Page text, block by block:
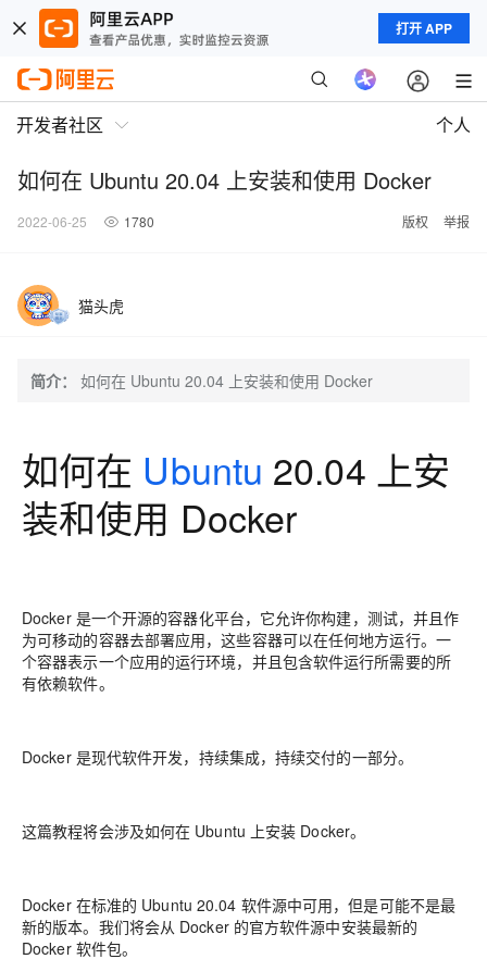
打开 APP
开发者社区 个人
如何在 Ubuntu 20.04 上安装和使用 Docker
2022-06-25 1780 版权 举报
猫头虎
简介： 如何在 Ubuntu 20.04 上安装和使用 Docker
如何在 Ubuntu 20.04 上安
装和使用 Docker
Docker 是一个开源的容器化平台，它允许你构建，测试，并且作
为可移动的容器去部署应用，这些容器可以在任何地方运行。一
个容器表示一个应用的运行环境，并且包含软件运行所需要的所
有依赖软件。
Docker 是现代软件开发，持续集成，持续交付的一部分。
这篇教程将会涉及如何在 Ubuntu 上安装 Docker。
Docker 在标准的 Ubuntu 20.04 软件源中可用，但是可能不是最
新的版本。我们将会从 Docker 的官方软件源中安装最新的
Docker 软件包。